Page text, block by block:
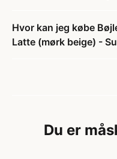
Hvor kan jeg købe
Latte (mørk beige) -
Du er